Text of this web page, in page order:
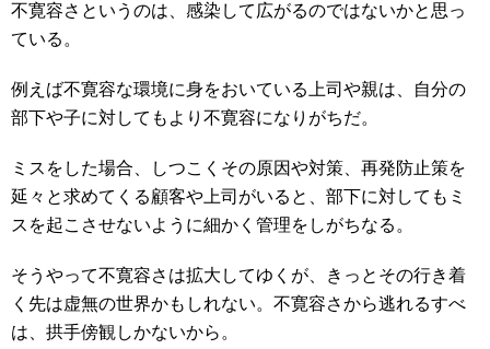
不寛容さというのは、感染して広がるのではないかと思っ
ている。
例えば不寛容な環境に身をおいている上司や親は、自分の
部下や子に対してもより不寛容になりがちだ。
ミスをした場合、しつこくその原因や対策、再発防止策を
延々と求めてくる顧客や上司がいると、部下に対してもミ
スを起こさせないように細かく管理をしがちなる。
そうやって不寛容さは拡大してゆくが、きっとその行き着
く先は虚無の世界かもしれない。不寛容さから逃れるすべ
は、拱手傍観しかないから。